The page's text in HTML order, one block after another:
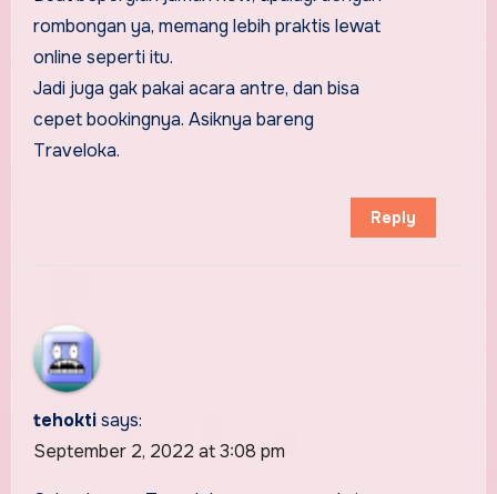
rombongan ya, memang lebih praktis lewat
online seperti itu.
Jadi juga gak pakai acara antre, dan bisa
cepet bookingnya. Asiknya bareng
Traveloka.
Reply
tehokti says:
September 2, 2022 at 3:08 pm